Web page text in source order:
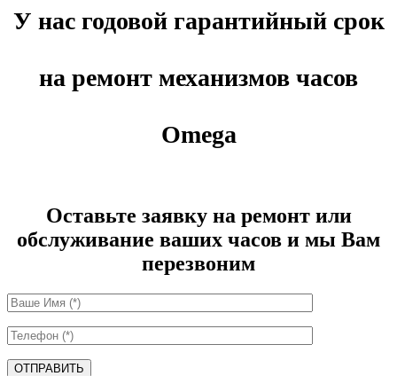
У нас годовой гарантийный срок
на ремонт механизмов часов
Omega
Оставьте заявку на ремонт или
обслуживание ваших часов и мы Вам
перезвоним
ОТПРАВИТЬ